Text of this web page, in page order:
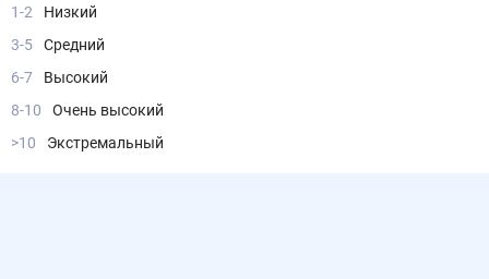
1-2
Низкий
3-5
Средний
6-7
Высокий
8-10
Очень высокий
>10
Экстремальный